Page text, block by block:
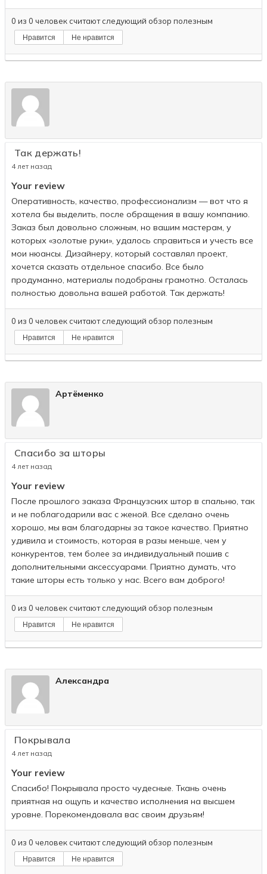
0 из 0 человек считают следующий обзор полезным
Нравится Не нравится
Так держать!
4 лет назад
Your review
Оперативность, качество, профессионализм — вот что я
хотела бы выделить, после обращения в вашу компанию.
Заказ был довольно сложным, но вашим мастерам, у
которых «золотые руки», удалось справиться и учесть все
мои нюансы. Дизайнеру, который составлял проект,
хочется сказать отдельное спасибо. Все было
продуманно, материалы подобраны грамотно. Осталась
полностью довольна вашей работой. Так держать!
0 из 0 человек считают следующий обзор полезным
Нравится Не нравится
Артёменко
Спасибо за шторы
4 лет назад
Your review
После прошлого заказа Французских штор в спальню, так
и не поблагодарили вас с женой. Все сделано очень
хорошо, мы вам благодарны за такое качество. Приятно
удивила и стоимость, которая в разы меньше, чем у
конкурентов, тем более за индивидуальный пошив с
дополнительными аксессуарами. Приятно думать, что
такие шторы есть только у нас. Всего вам доброго!
0 из 0 человек считают следующий обзор полезным
Нравится Не нравится
Александра
Покрывала
4 лет назад
Your review
Спасибо! Покрывала просто чудесные. Ткань очень
приятная на ощупь и качество исполнения на высшем
уровне. Порекомендовала вас своим друзьям!
0 из 0 человек считают следующий обзор полезным
Нравится Не нравится